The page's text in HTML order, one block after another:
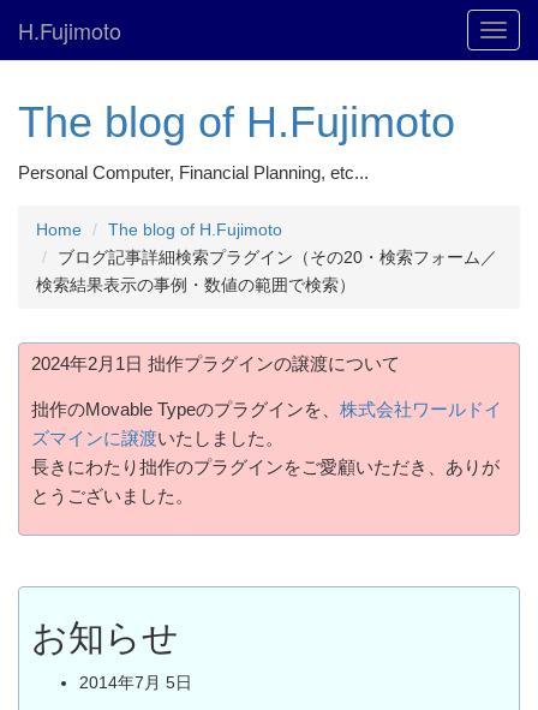
H.Fujimoto
The blog of H.Fujimoto
Personal Computer, Financial Planning, etc...
Home
The blog of H.Fujimoto
ブログ記事詳細検索プラグイン（その20・検索フォーム／
検索結果表示の事例・数値の範囲で検索）
2024年2月1日 拙作プラグインの譲渡について
拙作のMovable Typeのプラグインを、 株式会社ワールドイ
ズマインに譲渡いたしました。
長きにわたり拙作のプラグインをご愛顧いただき、ありが
とうございました。
お知らせ
2014年7月 5日